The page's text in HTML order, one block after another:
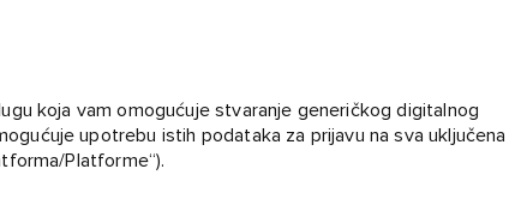
koja vam omogućuje stvaranje generičkog digitalnog
upotrebu istih podataka za prijavu na sva uključena
Platforme“).